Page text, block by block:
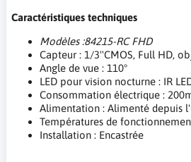
Caractéristiques techniques
Modèles :84215-RC FHD
Capteur : 1/3''CMOS, Full HD,
Angle de vue : 110°
LED pour vision nocturne : IR
Consommation électrique :
Alimentation : Alimenté depuis
Températures de
Installation : Encastrée